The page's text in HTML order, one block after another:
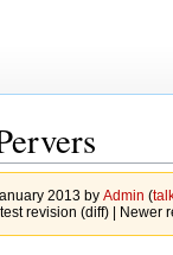
2013 by Admin (
revision (diff) | Newer